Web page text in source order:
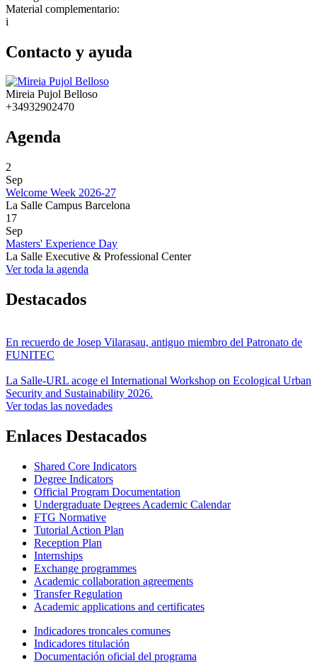
Material complementario:
i
Contacto y ayuda
Mireia Pujol Belloso
+34932902470
Agenda
2
Sep
Welcome Week 2026-27
La Salle Campus Barcelona
17
Sep
Masters' Experience Day
La Salle Executive & Professional Center
Ver toda la agenda
Destacados
En recuerdo de Josep Vilarasau, antiguo miembro del Patronato de
FUNITEC
La Salle-URL acoge el International Workshop on Ecological Urban
Security and Sustainability 2026.
Ver todas las novedades
Enlaces Destacados
Shared Core Indicators
Degree Indicators
Official Program Documentation
Undergraduate Degrees Academic Calendar
FTG Normative
Tutorial Action Plan
Reception Plan
Internships
Exchange programmes
Academic collaboration agreements
Transfer Regulation
Academic applications and certificates
Indicadores troncales comunes
Indicadores titulación
Documentación oficial del programa